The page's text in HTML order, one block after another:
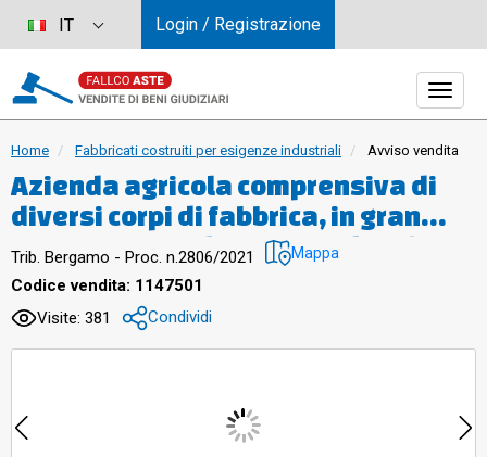
Home Fabbricati costruiti per esigenze industriali Avviso vendita
Azienda agricola comprensiva di
diversi corpi di fabbrica, in gran
parte rovinati da un incendio (il
lotto è stato considerato quale
area edificabile, previa
demolizione delle attuali
Trib. Bergamo - Proc. n.2806/2021 Mappa
Codice vendita: 1147501
Visite: 381
Condividi
IT Login / Registrazione